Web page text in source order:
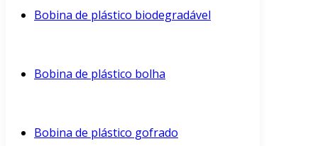
Bobina de plástico biodegradável
Bobina de plástico bolha
Bobina de plástico gofrado